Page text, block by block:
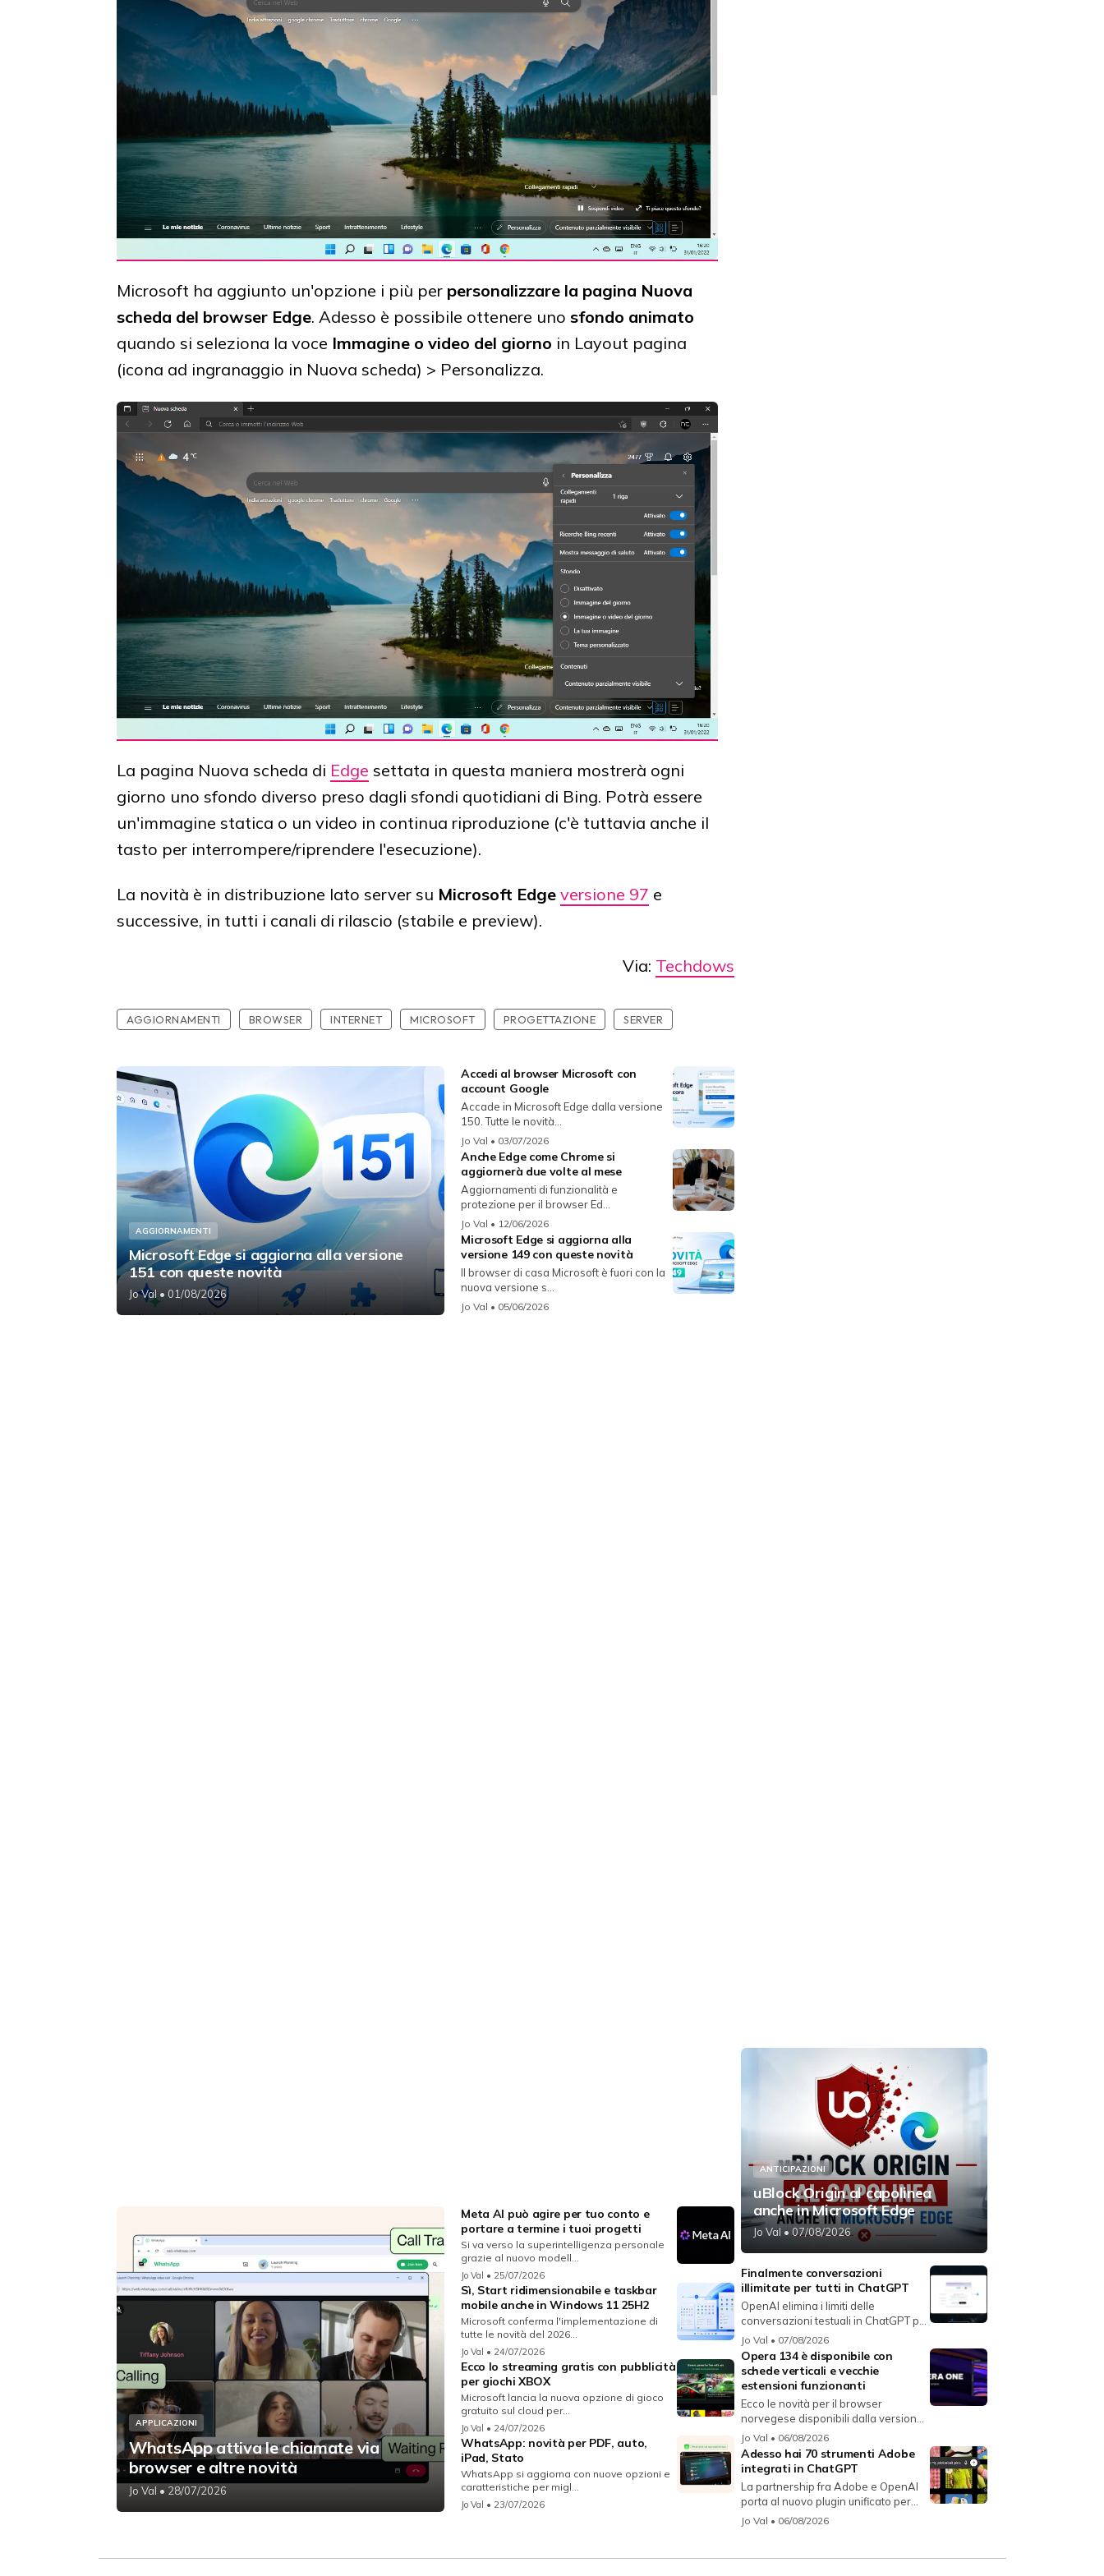
Microsoft ha aggiunto un'opzione i più per personalizzare la pagina Nuova
scheda del browser Edge. Adesso è possibile ottenere uno sfondo animato
quando si seleziona la voce Immagine o video del giorno in Layout pagina
(icona ad ingranaggio in Nuova scheda) > Personalizza.
La pagina Nuova scheda di Edge settata in questa maniera mostrerà ogni
giorno uno sfondo diverso preso dagli sfondi quotidiani di Bing. Potrà essere
un'immagine statica o un video in continua riproduzione (c'è tuttavia anche il
tasto per interrompere/riprendere l'esecuzione).
La novità è in distribuzione lato server su Microsoft Edge versione 97 e
successive, in tutti i canali di rilascio (stabile e preview).
Via: Techdows
AGGIORNAMENTI BROWSER INTERNET MICROSOFT PROGETTAZIONE SERVER
AGGIORNAMENTI
Microsoft Edge si aggiorna alla versione
151 con queste novità
Jo Val • 01/08/2026
Accedi al browser Microsoft con
account Google
Accade in Microsoft Edge dalla versione
150. Tutte le novità...
Jo Val • 03/07/2026
Anche Edge come Chrome si
aggiornerà due volte al mese
Aggiornamenti di funzionalità e
protezione per il browser Ed...
Jo Val • 12/06/2026
Microsoft Edge si aggiorna alla
versione 149 con queste novità
Il browser di casa Microsoft è fuori con la
nuova versione s...
Jo Val • 05/06/2026
APPLICAZIONI
WhatsApp attiva le chiamate via
browser e altre novità
Jo Val • 28/07/2026
Meta AI può agire per tuo conto e
portare a termine i tuoi progetti
Si va verso la superintelligenza personale
grazie al nuovo modell...
Jo Val • 25/07/2026
Sì, Start ridimensionabile e taskbar
mobile anche in Windows 11 25H2
Microsoft conferma l'implementazione di
tutte le novità del 2026...
Jo Val • 24/07/2026
Ecco lo streaming gratis con pubblicità
per giochi XBOX
Microsoft lancia la nuova opzione di gioco
gratuito sul cloud per...
Jo Val • 24/07/2026
WhatsApp: novità per PDF, auto,
iPad, Stato
WhatsApp si aggiorna con nuove opzioni e
caratteristiche per migl...
Jo Val • 23/07/2026
ANTICIPAZIONI
uBlock Origin al capolinea
anche in Microsoft Edge
Jo Val • 07/08/2026
Finalmente conversazioni
illimitate per tutti in ChatGPT
OpenAI elimina i limiti delle
conversazioni testuali in ChatGPT per
i...
Jo Val • 07/08/2026
Opera 134 è disponibile con
schede verticali e vecchie
estensioni funzionanti
Ecco le novità per il browser
norvegese disponibili dalla versione
134...
Jo Val • 06/08/2026
Adesso hai 70 strumenti Adobe
integrati in ChatGPT
La partnership fra Adobe e OpenAI
porta al nuovo plugin unificato per...
Jo Val • 06/08/2026